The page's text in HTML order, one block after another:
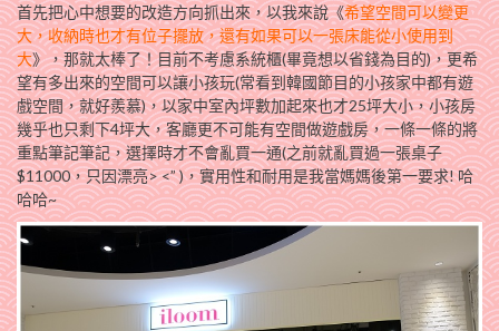
首先把心中想要的改造方向抓出來，以我來說《希望空間可以變更
大，收納時也才有位子擺放，還有如果可以一張床能從小使用到
大》，那就太棒了！目前不考慮系統櫃(畢竟想以省錢為目的)，更希
望有多出來的空間可以讓小孩玩(常看到韓國節目的小孩家中都有遊
戲空間，就好羨慕)，以家中室內坪數加起來也才25坪大小，小孩房
幾乎也只剩下4坪大，客廳更不可能有空間做遊戲房，一條一條的將
重點筆記筆記，選擇時才不會亂買一通(之前就亂買過一張桌子
$11000，只因漂亮> <” )，實用性和耐用是我當媽媽後第一要求! 哈
哈哈~